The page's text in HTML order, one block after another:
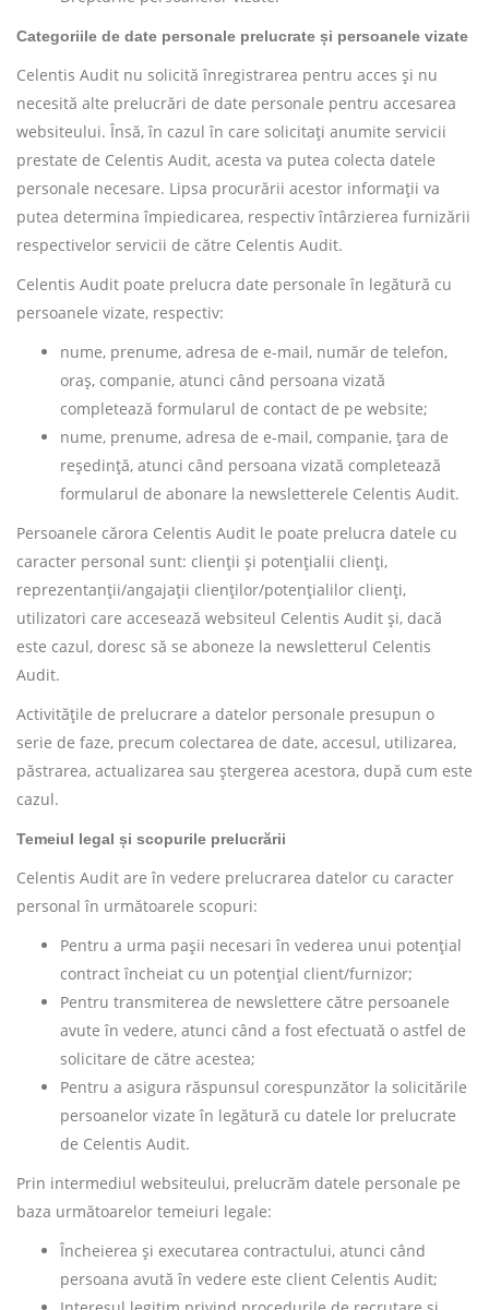
Categoriile de date personale prelucrate și persoanele vizate
Celentis Audit nu solicită înregistrarea pentru acces și nu
necesită alte prelucrări de date personale pentru accesarea
websiteului. Însă, în cazul în care solicitați anumite servicii
prestate de Celentis Audit, acesta va putea colecta datele
personale necesare. Lipsa procurării acestor informații va
putea determina împiedicarea, respectiv întârzierea furnizării
respectivelor servicii de către Celentis Audit.
Celentis Audit poate prelucra date personale în legătură cu
persoanele vizate, respectiv:
nume, prenume, adresa de e-mail, număr de telefon,
oraș, companie, atunci când persoana vizată
completează formularul de contact de pe website;
nume, prenume, adresa de e-mail, companie, țara de
reședință, atunci când persoana vizată completează
formularul de abonare la newsletterele Celentis Audit.
Persoanele cărora Celentis Audit le poate prelucra datele cu
caracter personal sunt: clienții și potențialii clienți,
reprezentanții/angajații clienților/potențialilor clienți,
utilizatori care accesează websiteul Celentis Audit și, dacă
este cazul, doresc să se aboneze la newsletterul Celentis
Audit.
Activitățile de prelucrare a datelor personale presupun o
serie de faze, precum colectarea de date, accesul, utilizarea,
păstrarea, actualizarea sau ștergerea acestora, după cum este
cazul.
Temeiul legal și scopurile prelucrării
Celentis Audit are în vedere prelucrarea datelor cu caracter
personal în următoarele scopuri:
Pentru a urma pașii necesari în vederea unui potențial
contract încheiat cu un potențial client/furnizor;
Pentru transmiterea de newslettere către persoanele
avute în vedere, atunci când a fost efectuată o astfel de
solicitare de către acestea;
Pentru a asigura răspunsul corespunzător la solicitările
persoanelor vizate în legătură cu datele lor prelucrate
de Celentis Audit.
Prin intermediul websiteului, prelucrăm datele personale pe
baza următoarelor temeiuri legale:
Încheierea și executarea contractului, atunci când
persoana avută în vedere este client Celentis Audit;